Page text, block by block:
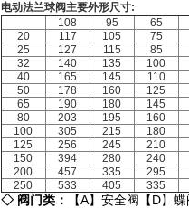
电动法兰球阀主要外形尺寸:
108
95
65
20
117 105
75
25
127 115
85
32
140 135
100
40
165 145
110
50
178 160
125
65
190 180
145
80
203 195
160
100
305 215
180
125
256 245
210
150
394 280
240
200
457 335
295
250
533 405 335
◇ 阀门类： 【A】 安全阀 【D】 蝶